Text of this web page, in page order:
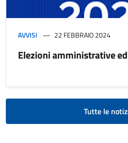
AVVISI 22 FEBBRAIO 2024
Elezioni amministrative
Tutte le